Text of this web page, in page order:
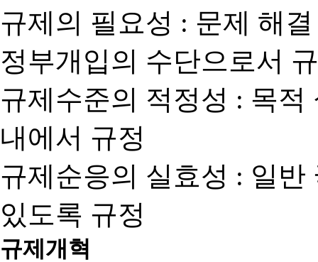
규제의 필요성 : 문제 해
정부개입의 수단으로서
규제수준의 적정성 : 목
내에서 규정
규제순응의 실효성 : 일
있도록 규정
규제개혁